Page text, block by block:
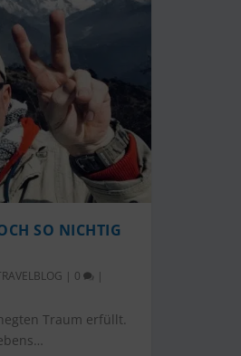
SO NICHTIG
| 0 |
Traum erfüllt.